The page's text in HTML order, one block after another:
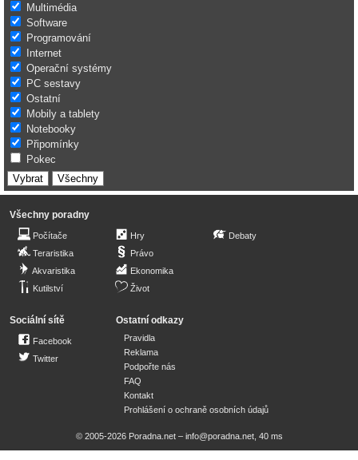
Multimédia
Software
Programování
Internet
Operační systémy
PC sestavy
Ostatní
Mobily a tablety
Notebooky
Připomínky
Pokec
Všechny poradny
Počítače
Teraristika
Akvaristika
Kutilství
Hry
Právo
Ekonomika
Život
Debaty
Sociální sítě
Facebook
Twitter
Ostatní odkazy
Pravidla
Reklama
Podpořte nás
FAQ
Kontakt
Prohlášení o ochraně osobních údajů
© 2005-2026 Poradna.net – info@poradna.net, 40 ms